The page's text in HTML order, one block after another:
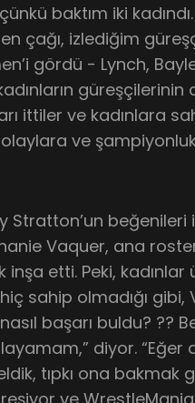
baktım iki kadındı.
çağı, izlediğim
gördü - Lynch,
güreşçilerinin
ittiler ve kadınlara
ve
Stratton’un
Vaquer, ana
etti. Peki, kadınlar
sahip olmadığı gibi,
başarı buldu? ??
diyor. “Eğer
tıpkı ona bakmak